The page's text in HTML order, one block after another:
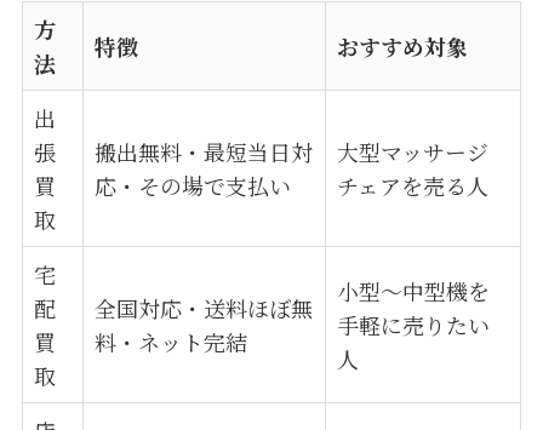
方
法
特徴 おすすめ対象
出
張
買
取
搬出無料・最短当日対
応・その場で支払い
大型マッサージ
チェアを売る人
宅
配
買
取
全国対応・送料ほぼ無
料・ネット完結
小型〜中型機を
手軽に売りたい
人